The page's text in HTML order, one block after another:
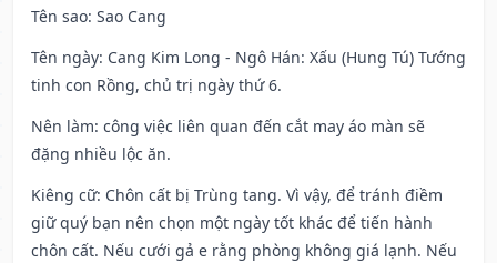
Tên sao: Sao Cang
Tên ngày: Cang Kim Long - Ngô Hán: Xấu (Hung Tú) Tướng
tinh con Rồng, chủ trị ngày thứ 6.
Nên làm: công việc liên quan đến cắt may áo màn sẽ
đặng nhiều lộc ăn.
Kiêng cữ: Chôn cất bị Trùng tang. Vì vậy, để tránh điềm
giữ quý bạn nên chọn một ngày tốt khác để tiến hành
chôn cất. Nếu cưới gả e rằng phòng không giá lạnh. Nếu